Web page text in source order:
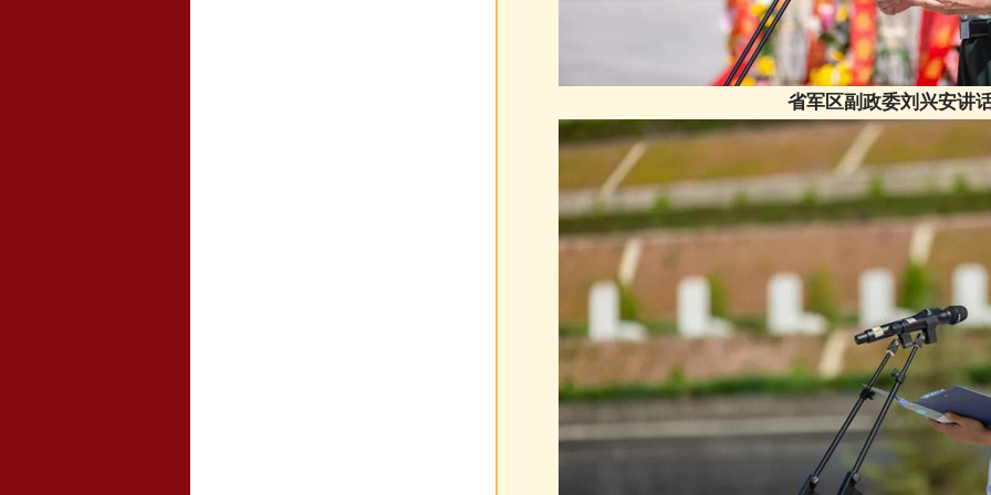
省军区副政委刘兴安讲